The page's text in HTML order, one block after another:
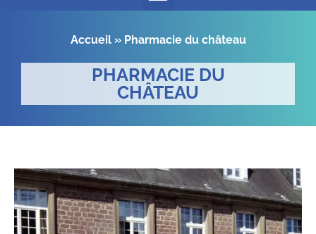
Accueil» Pharmacie du château
PHARMACIE DU
CHÂTEAU